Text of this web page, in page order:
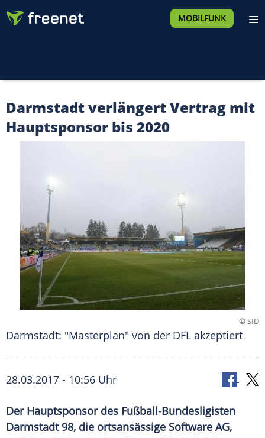
MOBILFUNK
Darmstadt verlängert Vertrag mit
Hauptsponsor bis 2020
©SID
Darmstadt: "Masterplan" von der DFL akzeptiert
28.03.2017 - 10:56 Uhr
Der Hauptsponsor des Fußball-Bundesligisten
Darmstadt 98, die ortsansässige Software AG,